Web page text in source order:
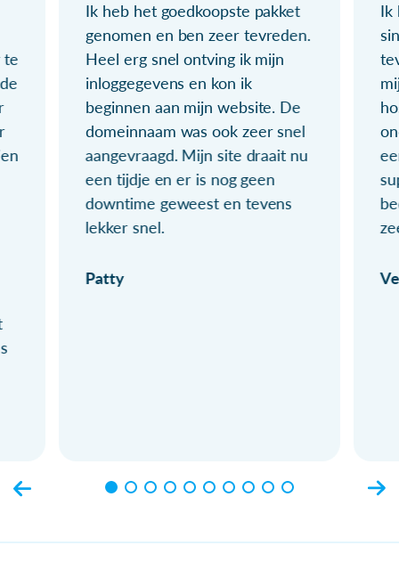
te
Ik heb het goedkoopste pakket
genomen en ben zeer tevreden.
Heel erg snel ontving ik mijn
inloggegevens en kon ik
beginnen aan mijn website. De
domeinnaam was ook zeer snel
aangevraagd. Mijn site draait nu
een tijdje en er is nog geen
downtime geweest en tevens
lekker snel.
Patty
Ik